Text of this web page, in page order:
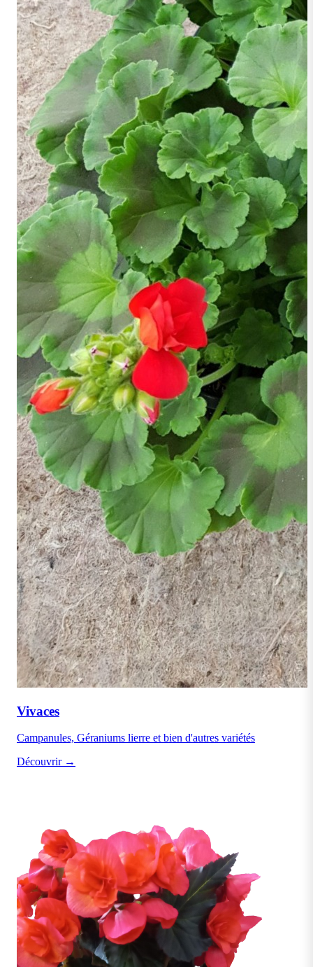
Vivaces
Campanules, Géraniums lierre et bien d'autres variétés
Découvrir →